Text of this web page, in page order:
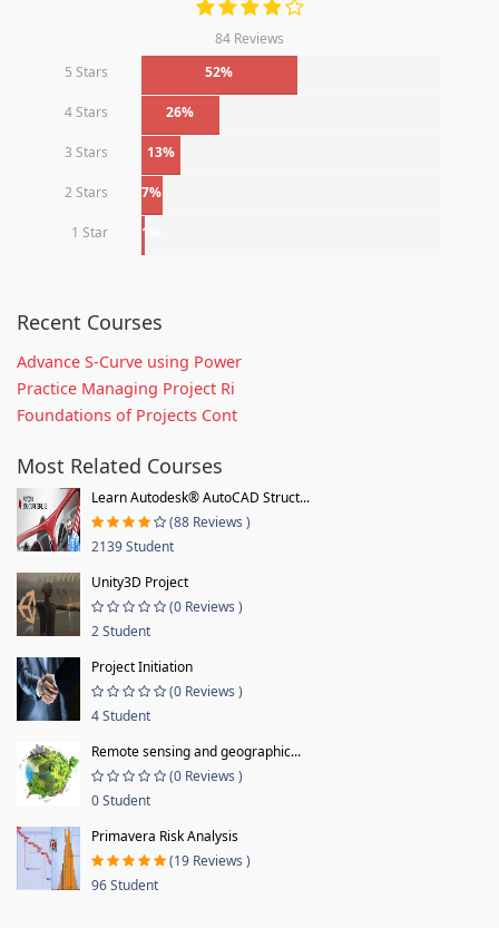
84 Reviews
5 Stars
52%
4 Stars 26%
3 Stars 13%
2 Stars 7%
1 Star 1%
Recent Courses
Advance S-Curve using Power
Practice Managing Project Ri
Foundations of Projects Cont
Most Related Courses
Learn Autodesk® AutoCAD Struct...
(88 Reviews )
2139 Student
Unity3D Project
(0 Reviews )
2 Student
Project Initiation
(0 Reviews )
4 Student
Remote sensing and geographic...
(0 Reviews )
0 Student
Primavera Risk Analysis
(19 Reviews )
96 Student